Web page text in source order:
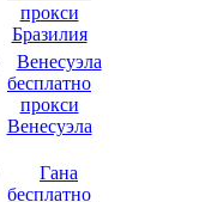
Бразилия
Венесуэла